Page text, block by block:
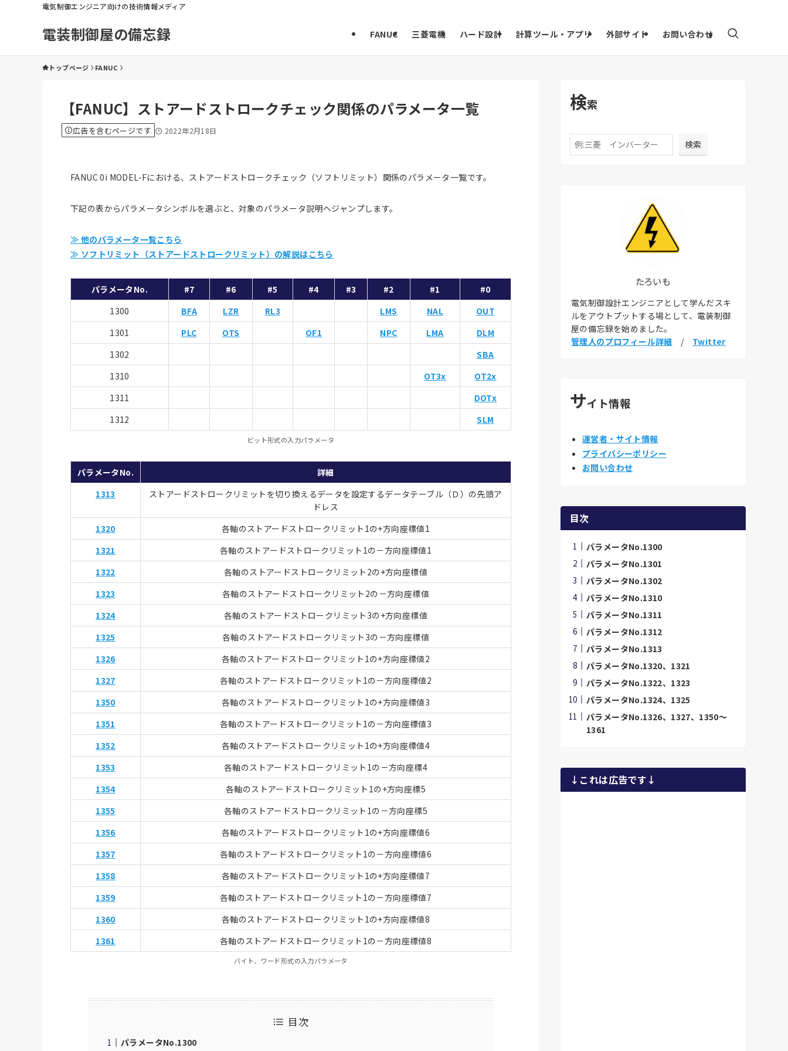
電気制御エンジニア向けの技術情報メディア
電装制御屋の備忘録 FANUC 三菱電機 ハード設計 計算ツール・アプリ 外部サイト お問い合わせ
トップページ FANUC
【FANUC】ストアードストロークチェック関係のパラメータ一覧
広告を含むページです 2022年2月18日
FANUC 0i MODEL-Fにおける、ストアードストロークチェック（ソフトリミット）関係のパラメータ一覧です。
下記の表からパラメータシンボルを選ぶと、対象のパラメータ説明へジャンプします。
≫ 他のパラメータ一覧こちら
≫ ソフトリミット（ストアードストロークリミット）の解説はこちら
パラメータNo. #7 #6 #5 #4 #3 #2 #1
#0
1300
BFA LZR RL3 LMS NAL
OUT
1301
PLC OTS OF1 NPC LMA
DLM
1302
SBA
1310
OT3x
OT2x
1311
DOTx
1312
SLM
ビット形式の入力パラメータ
パラメータNo.
詳細
1313
ストアードストロークリミットを切り換えるデータを設定するデータテーブル（Ｄ）の先頭ア
ドレス
1320
各軸のストアードストロークリミット1の+方向座標値1
1321
各軸のストアードストロークリミット1の－方向座標値1
1322
各軸のストアードストロークリミット2の+方向座標値
1323
各軸のストアードストロークリミット2の－方向座標値
1324
各軸のストアードストロークリミット3の+方向座標値
1325
各軸のストアードストロークリミット3の－方向座標値
1326
各軸のストアードストロークリミット1の+方向座標値2
1327
各軸のストアードストロークリミット1の－方向座標値2
1350
各軸のストアードストロークリミット1の+方向座標値3
1351
各軸のストアードストロークリミット1の－方向座標値3
1352
各軸のストアードストロークリミット1の+方向座標値4
1353
各軸のストアードストロークリミット1の－方向座標4
1354
各軸のストアードストロークリミット1の+方向座標5
1355
各軸のストアードストロークリミット1の－方向座標5
1356
各軸のストアードストロークリミット1の+方向座標値6
1357
各軸のストアードストロークリミット1の－方向座標値6
1358
各軸のストアードストロークリミット1の+方向座標値7
1359
各軸のストアードストロークリミット1の－方向座標値7
1360
各軸のストアードストロークリミット1の+方向座標値8
1361
各軸のストアードストロークリミット1の－方向座標値8
バイト、ワード形式の入力パラメータ
目次
パラメータNo.1300
検索
検索 検索
たろいも
電気制御設計エンジニアとして学んだスキ
ルをアウトプットする場として、電装制御
屋の備忘録を始めました。
管理人のプロフィール詳細 / Twitter
サイト情報
運営者・サイト情報
プライバシーポリシー
お問い合わせ
目次
パラメータNo.1300
パラメータNo.1301
パラメータNo.1302
パラメータNo.1310
パラメータNo.1311
パラメータNo.1312
パラメータNo.1313
パラメータNo.1320、1321
パラメータNo.1322、1323
パラメータNo.1324、1325
パラメータNo.1326、1327、1350～
1361
↓これは広告です↓